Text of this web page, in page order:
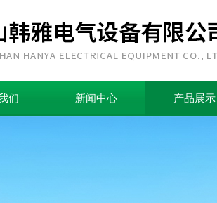
们 新闻中心 产品展示